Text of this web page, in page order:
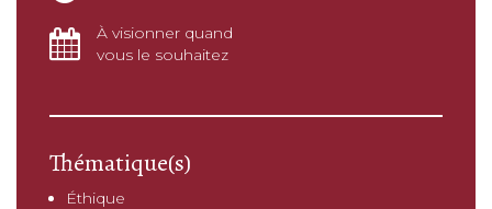
À visionner quand
vous le souhaitez
Thématique(s)
Éthique